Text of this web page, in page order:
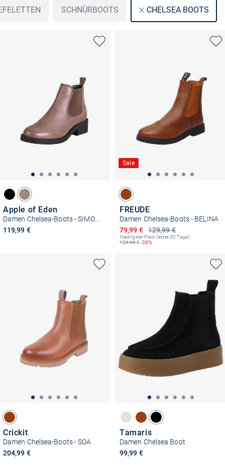
SCHNÜRBOOTS CHELSEA BOOTS
Apple of Eden
Damen Chelsea-Boots - SIMONE
119,99 €
Sale
FREUDE
Damen Chelsea-Boots - BELINA
129,99 €
Ermäßigter Preis
79,99 €
Niedrigster Preis (letzte 30 Tage):
129,99€ -38%
Crickit
Damen Chelsea-Boots - SOA
204,99 €
Tamaris
Damen Chelsea Boot
99,99 €